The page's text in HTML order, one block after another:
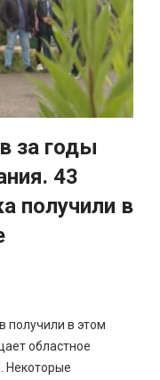
за годы
43
получили в
получили в этом
областное
Некоторые